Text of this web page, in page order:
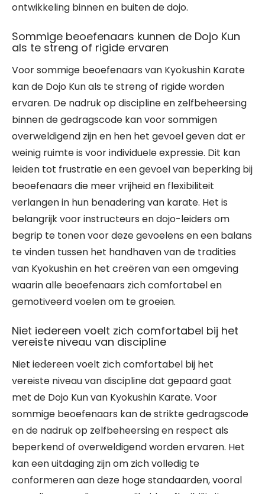
ontwikkeling binnen en buiten de dojo.
Sommige beoefenaars kunnen de Dojo Kun
als te streng of rigide ervaren
Voor sommige beoefenaars van Kyokushin Karate
kan de Dojo Kun als te streng of rigide worden
ervaren. De nadruk op discipline en zelfbeheersing
binnen de gedragscode kan voor sommigen
overweldigend zijn en hen het gevoel geven dat er
weinig ruimte is voor individuele expressie. Dit kan
leiden tot frustratie en een gevoel van beperking bij
beoefenaars die meer vrijheid en flexibiliteit
verlangen in hun benadering van karate. Het is
belangrijk voor instructeurs en dojo-leiders om
begrip te tonen voor deze gevoelens en een balans
te vinden tussen het handhaven van de tradities
van Kyokushin en het creëren van een omgeving
waarin alle beoefenaars zich comfortabel en
gemotiveerd voelen om te groeien.
Niet iedereen voelt zich comfortabel bij het
vereiste niveau van discipline
Niet iedereen voelt zich comfortabel bij het
vereiste niveau van discipline dat gepaard gaat
met de Dojo Kun van Kyokushin Karate. Voor
sommige beoefenaars kan de strikte gedragscode
en de nadruk op zelfbeheersing en respect als
beperkend of overweldigend worden ervaren. Het
kan een uitdaging zijn om zich volledig te
conformeren aan deze hoge standaarden, vooral